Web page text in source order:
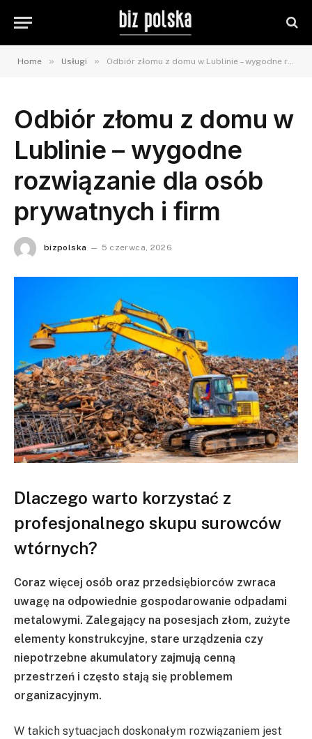
Home » Usługi » Odbiór złomu z domu w Lublinie – wygodne rozwiązanie dla osób prywatnych i firm
Odbiór złomu z domu w
Lublinie – wygodne
rozwiązanie dla osób
prywatnych i firm
bizpolska 5 czerwca, 2026
Dlaczego warto korzystać z
profesjonalnego skupu surowców
wtórnych?
Coraz więcej osób oraz przedsiębiorców zwraca
uwagę na odpowiednie gospodarowanie odpadami
metalowymi. Zalegający na posesjach złom, zużyte
elementy konstrukcyjne, stare urządzenia czy
niepotrzebne akumulatory zajmują cenną
przestrzeń i często stają się problemem
organizacyjnym.
W takich sytuacjach doskonałym rozwiązaniem jest